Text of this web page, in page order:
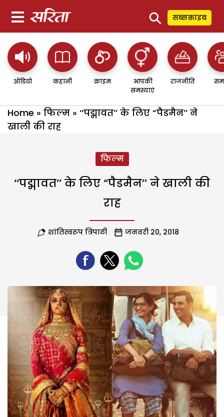
⚲ सब्सक्राइब
ऑडियो कहानी क्राइम
आपकी
समस्याएं
राजनीति
Home » फिल्म » ‘‘पद्मावत’’ के लिए “पैडमैन’’ ने
खाली की राह
फिल्म
‘‘पद्मावत’’ के लिए “पैडमैन’’ ने खाली की
राह
शांतिस्वरूप त्रिपाठी जनवरी 20, 2018